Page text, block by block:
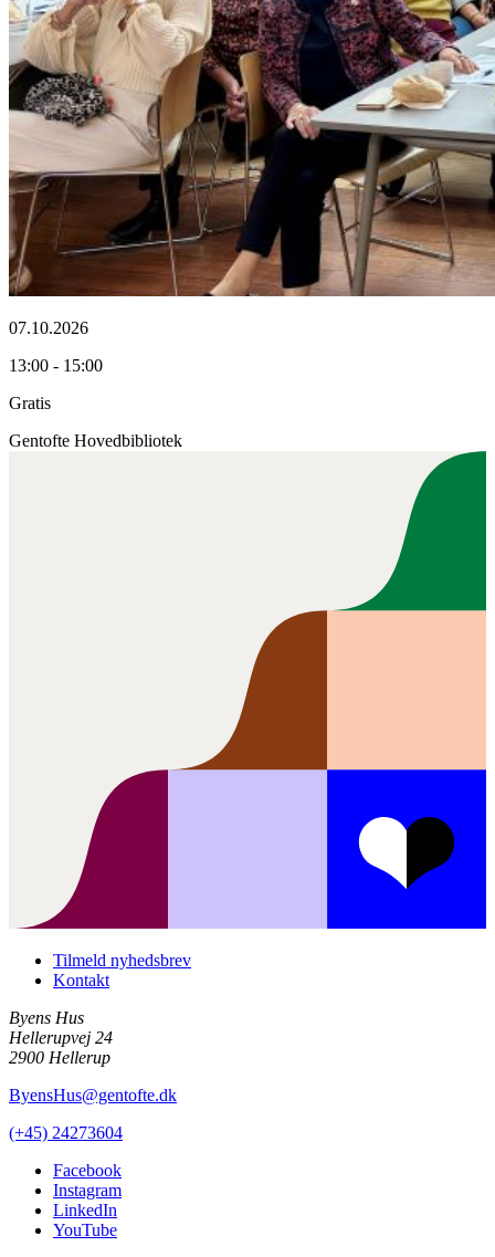
07.10.2026
13:00 - 15:00
Gratis
Gentofte Hovedbibliotek
Tilmeld nyhedsbrev
Kontakt
Byens Hus
Hellerupvej 24
2900 Hellerup
ByensHus@gentofte.dk
(+45) 24273604
Facebook
Instagram
LinkedIn
YouTube